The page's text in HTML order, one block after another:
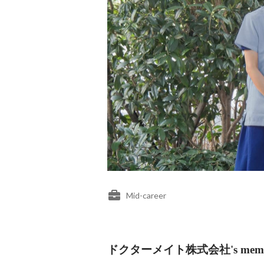
Mid-career
ドクターメイト株式会社's